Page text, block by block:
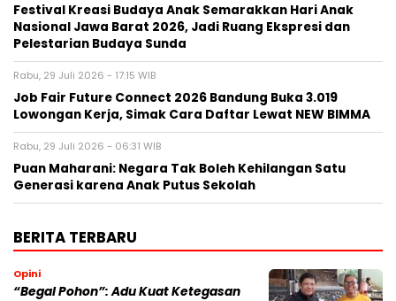
Festival Kreasi Budaya Anak Semarakkan Hari Anak
Nasional Jawa Barat 2026, Jadi Ruang Ekspresi dan
Pelestarian Budaya Sunda
Rabu, 29 Juli 2026 - 17:15 WIB
Job Fair Future Connect 2026 Bandung Buka 3.019
Lowongan Kerja, Simak Cara Daftar Lewat NEW BIMMA
Rabu, 29 Juli 2026 - 06:31 WIB
Puan Maharani: Negara Tak Boleh Kehilangan Satu
Generasi karena Anak Putus Sekolah
BERITA TERBARU
Opini
“Begal Pohon”: Adu Kuat Ketegasan